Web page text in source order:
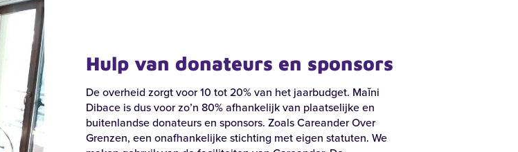
Hulp van donateurs en sponsors
De overheid zorgt voor 10 tot 20% van het jaarbudget. Maĭni
Dibace is dus voor zo’n 80% afhankelijk van plaatselijke en
buitenlandse donateurs en sponsors. Zoals Careander Over
Grenzen, een onafhankelijke stichting met eigen statuten. We
Zoeken